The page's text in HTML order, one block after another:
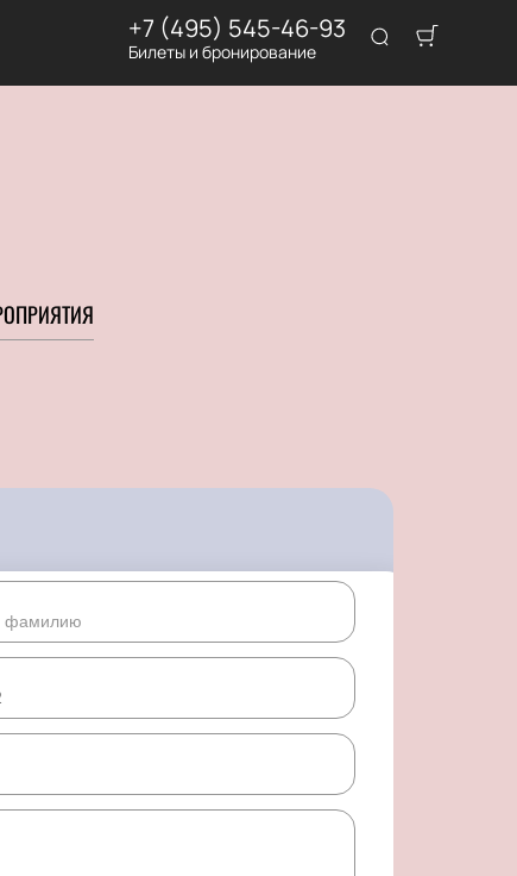
+7 (495) 545-46-93
Билеты и бронирование